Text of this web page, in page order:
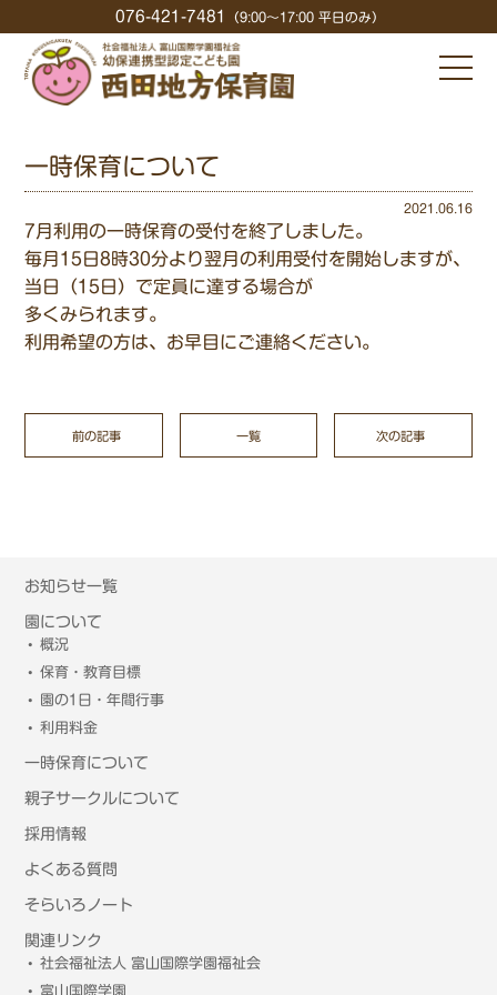
076-421-7481 （9:00〜17:00 平日のみ）
一時保育について
2021.06.16
7月利用の一時保育の受付を終了しました。
毎月15日8時30分より翌月の利用受付を開始しますが、
当日（15日）で定員に達する場合が
多くみられます。
利用希望の方は、お早目にご連絡ください。
前の記事 次の記事
一覧
お知らせ一覧
園について
概況
保育・教育目標
園の1日・年間行事
利用料金
一時保育について
親子サークルについて
採用情報
よくある質問
そらいろノート
関連リンク
社会福祉法人 富山国際学園福祉会
富山国際学園